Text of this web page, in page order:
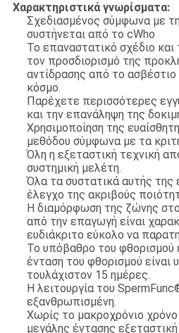
Χαρακτηριστικά γνωρίσματα:
Σχεδιασμένος σύμφωνα με
συστήνεται από το cWho
Το επαναστατικό σχέδιο
τον προσδιορισμό της
αντίδρασης από το
κόσμο.
Παρέχετε περισσότερες
και την επανάληψη της
Χρησιμοποίηση της
μεθόδου σύμφωνα με τα
Όλη η εξεταστική τεχνική
συστημική μελέτη.
Όλα τα συστατικά αυτής της
έλεγχο της ακριβούς
Η διαμόρφωση της ζώνης
από την επαγωγή είναι
ευδιάκριτο εύκολο να
Το υπόβαθρο του φθορισμού
ένταση του φθορισμού είναι
τουλάχιστον 15 ημέρες.
Η λειτουργία του
εξανθρωπισμένη.
Χωρίς το μακροχρόνιο χρόνο
μεγάλης έντασης